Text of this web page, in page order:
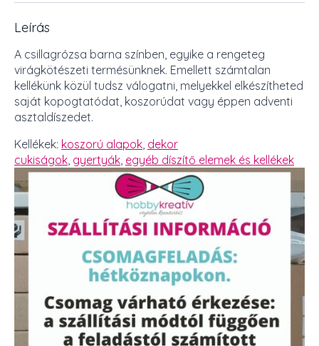
Leírás
A csillagrózsa barna színben, egyike a rengeteg
virágkötészeti termésünknek. Emellett számtalan
kellékünk közül tudsz válogatni, melyekkel elkészítheted
saját kopogtatódat, koszorúdat vagy éppen adventi
asztaldíszedet.
Kellékek: koszorú alapok dekor
cukiságok gyertyák egyéb díszítő elemek és kellékek